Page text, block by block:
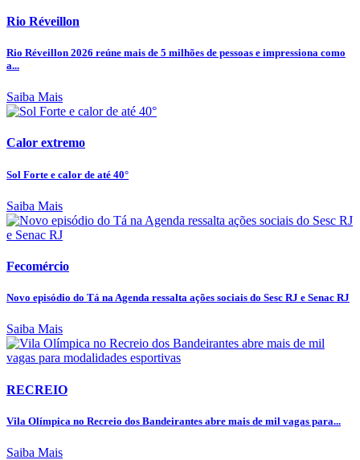
Rio Réveillon
Rio Réveillon 2026 reúne mais de 5 milhões de pessoas e impressiona como
a...
Saiba Mais
Calor extremo
Sol Forte e calor de até 40°
Saiba Mais
Fecomércio
Novo episódio do Tá na Agenda ressalta ações sociais do Sesc RJ e Senac RJ
Saiba Mais
RECREIO
Vila Olímpica no Recreio dos Bandeirantes abre mais de mil vagas para...
Saiba Mais